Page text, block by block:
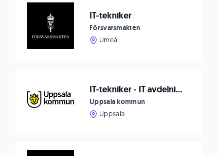
IT-tekniker
Försvarsmakten
Umeå
IT-tekniker - IT avdelningen
Uppsala kommun
Uppsala